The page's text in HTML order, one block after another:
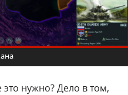
это нужно? Дело в том,